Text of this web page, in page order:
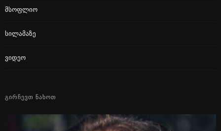
Მსოფლიო
Სილამაზე
Ვიდეო
ᲒᲘᲠᲩᲔᲕᲗ ᲜᲐᲮᲝᲗ